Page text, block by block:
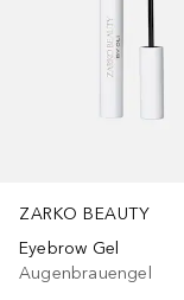
ZARKO BEAUTY
Eyebrow Gel
Augenbrauengel